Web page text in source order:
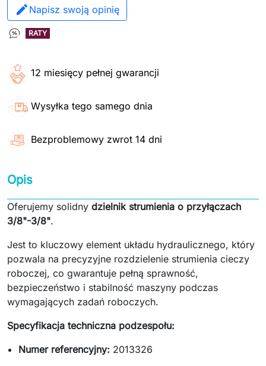
Napisz swoją opinię
RATY
12 miesięcy pełnej gwarancji
Wysyłka tego samego dnia
Bezproblemowy zwrot 14 dni
Opis
Oferujemy solidny dzielnik strumienia o przyłączach
3/8"-3/8".
Jest to kluczowy element układu hydraulicznego, który
pozwala na precyzyjne rozdzielenie strumienia cieczy
roboczej, co gwarantuje pełną sprawność,
bezpieczeństwo i stabilność maszyny podczas
wymagających zadań roboczych.
Specyfikacja techniczna podzespołu:
Numer referencyjny: 2013326